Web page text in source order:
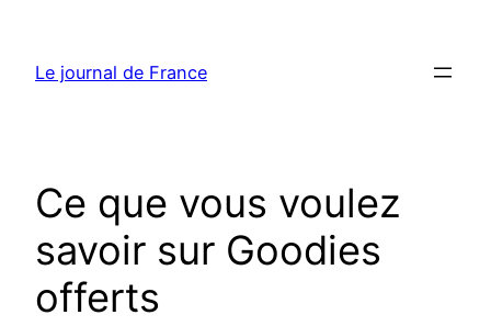
contenu
Le journal de France
Ce que vous voulez
savoir sur Goodies
offerts